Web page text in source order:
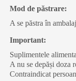
Mod de păstrare:
A se păstra în
Important:
Suplimentele
A nu se depăși doza
Contraindicat